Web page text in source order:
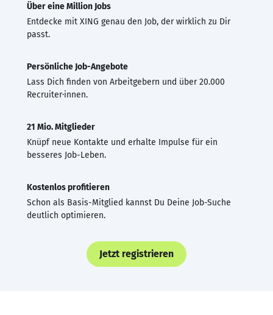
Über eine Million Jobs
Entdecke mit XING genau den Job, der wirklich zu Dir
passt.
Persönliche Job-Angebote
Lass Dich finden von Arbeitgebern und über 20.000
Recruiter·innen.
21 Mio. Mitglieder
Knüpf neue Kontakte und erhalte Impulse für ein
besseres Job-Leben.
Kostenlos profitieren
Schon als Basis-Mitglied kannst Du Deine Job-Suche
deutlich optimieren.
Jetzt registrieren